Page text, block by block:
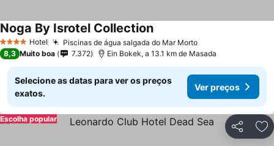
4 EstrelasHotel Piscinas de água salgada do Mar MortoVer preços
Noga By Isrotel CollectionVer preços
8,3 Muito boa 7.372 Ein Bokek, a 13.1 km de Masada
Selecione as datas para ver os preços
exatos.
Ver preços
Partilhar
Escolha popular